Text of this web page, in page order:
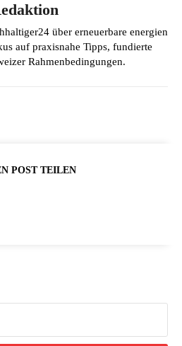
über erneuerbare energien
auf praxisnahe Tipps, fundierte
Rahmenbedingungen.
POST TEILEN